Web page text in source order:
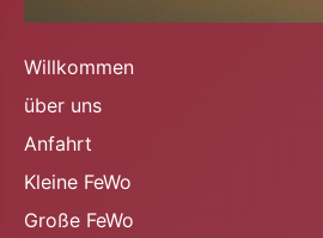
Willkommen
über uns
Anfahrt
Kleine FeWo
Große FeWo